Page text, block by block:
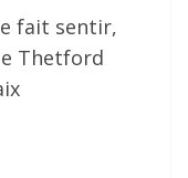
fait sentir,
Thetford